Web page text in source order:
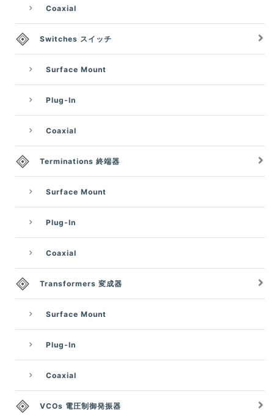
Coaxial
Switches スイッチ
Surface Mount
Plug-In
Coaxial
Terminations 終端器
Surface Mount
Plug-In
Coaxial
Transformers 変成器
Surface Mount
Plug-In
Coaxial
VCOs 電圧制御発振器